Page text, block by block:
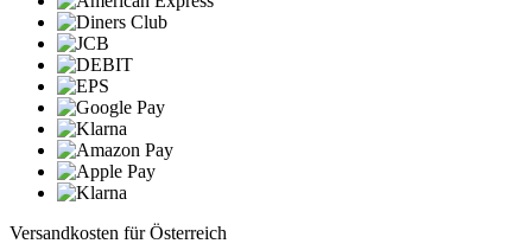
Versandkosten für Österreich